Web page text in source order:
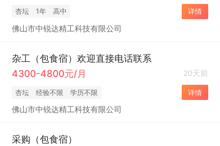
杏坛 1年 高中 详情
佛山市中锐达精工科技有限公司
杂工（包食宿）欢迎直接电话联系
4300-4800元/月
20天前
杏坛 经验不限 学历不限 详情
佛山市中锐达精工科技有限公司
采购（包食宿）